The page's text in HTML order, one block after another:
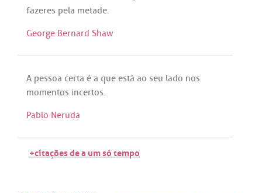
fazeres pela metade.
George Bernard Shaw
A pessoa certa é a que está ao seu lado nos
momentos incertos.
Pablo Neruda
+citações de a um só tempo